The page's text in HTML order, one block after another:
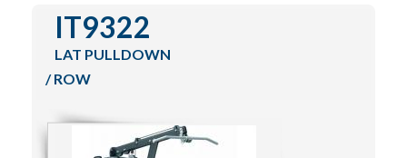
IT9322
LAT PULLDOWN
/ ROW